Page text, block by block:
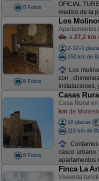
8 Fotos
OFICIAL
medico de la
8 Fotos
Los
Apartamentos
a 27,2 km
2-12+1
150 km de
Los
con
instalaciones,
8 Fotos
Casas
Casa Rural en
km de
16 plazas
116 km de
casco urbano
apartamentos
Finca La
Vivienda